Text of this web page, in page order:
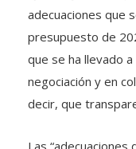
adecuaciones que
presupuesto de
que se ha llevado
negociación y en
decir, que
Las